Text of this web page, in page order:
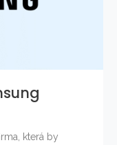
která by